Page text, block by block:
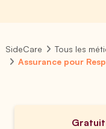
SideCare
Tous les
Assurance pour
Gratuit